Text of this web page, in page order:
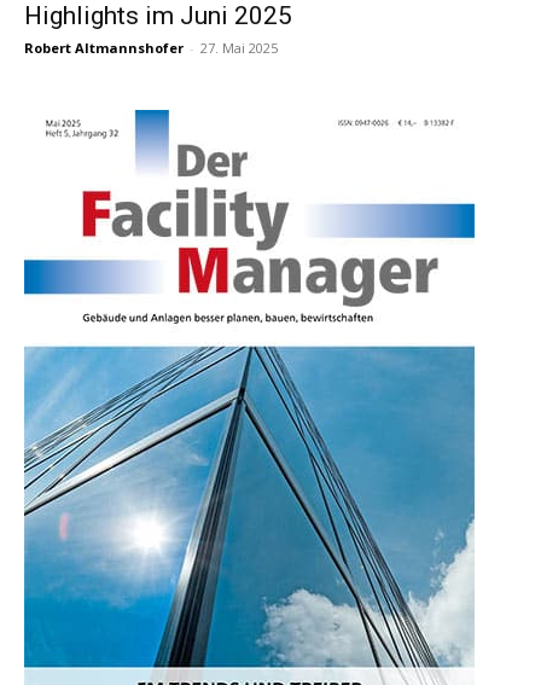
Highlights im Juni 2025
Robert Altmannshofer - 27. Mai 2025